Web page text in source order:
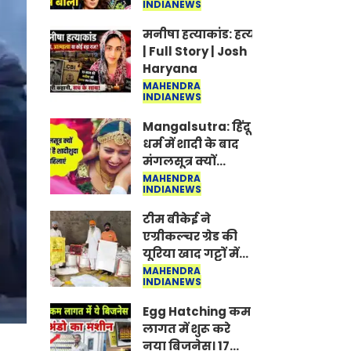
Jantar-Mantar |
CJP protest
INDIANEWS
मनीषा हत्याकांड: हत्या, आत्महत्या या
| Full Story | Josh
Haryana
MAHENDRA
INDIANEWS
Mangalsutra: हिंदू
धर्म में शादी के बाद
मंगलसूत्र क्यों
पहनती है महिलाएं,
किसने शुरु की ये
परंपरा
MAHENDRA
INDIANEWS
टीम बीकेई ने
एग्रीकल्चर ग्रेड की
यूरिया खाद गट्टों में
बदलकर टेक्निकल
ग्रेड में बेचने वालों पर
करवाई कार्रवाई:
लखविंदर सिंह
औलख
MAHENDRA
INDIANEWS
Egg Hatching कम
लागत में शुरू करे
नया बिजनेस। 17